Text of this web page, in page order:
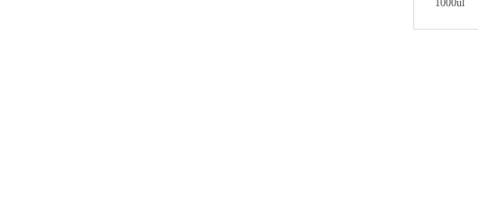
1000ul